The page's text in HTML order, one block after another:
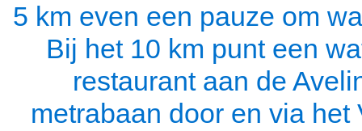
5 km even een pauze om
Bij het 10 km punt een
restaurant aan de
metrabaan door en via